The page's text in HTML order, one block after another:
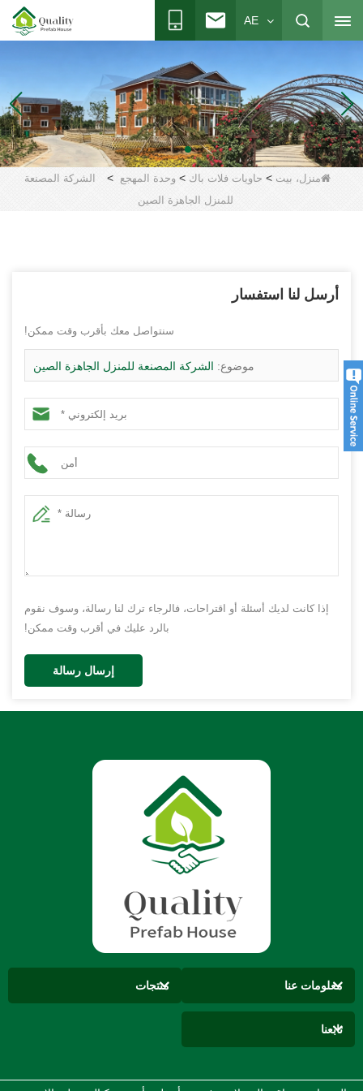
AE
منزل، بيت > حاويات فلات باك > وحدة المهجع >
الشركة المصنعة
للمنزل الجاهزة الصين
أرسل لنا استفسار
سنتواصل معك بأقرب وقت ممكن!
موضوع: الشركة المصنعة للمنزل الجاهزة الصين
إذا كانت لديك أسئلة أو اقتراحات، فالرجاء ترك لنا رسالة، وسوف نقوم
بالرد عليك في أقرب وقت ممكن!
إرسال رسالة
معلومات عنا منتجات
تابعنا